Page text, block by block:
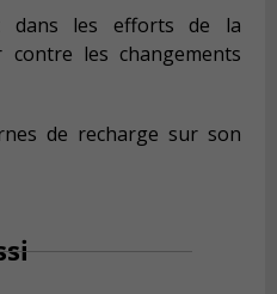
dans les efforts de la
les changements
de recharge sur son